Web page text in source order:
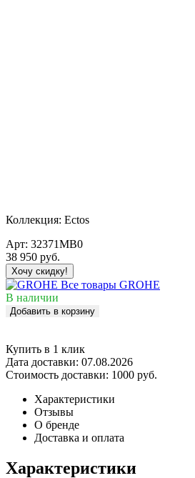
Коллекция: Ectos
Арт: 32371MB0
38 950 руб.
Хочу скидку!
Все товары GROHE
В наличии
Добавить в корзину
Купить в 1 клик
Дата доставки: 07.08.2026
Стоимость доставки: 1000 руб.
Характеристики
Отзывы
О бренде
Доставка и оплата
Характеристики